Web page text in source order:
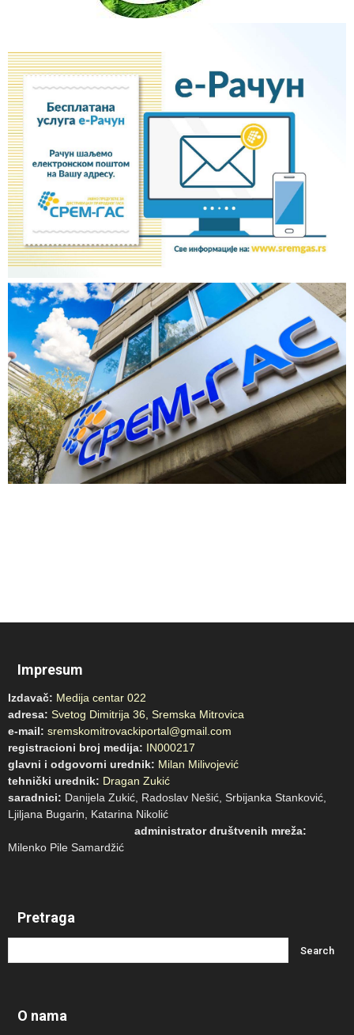
Impresum
Izdavač: Medija centar 022
adresa: Svetog Dimitrija 36, Sremska Mitrovica
e-mail: sremskomitrovackiportal@gmail.com
registracioni broj medija: IN000217
glavni i odgovorni urednik: Milan Milivojević
tehnički urednik: Dragan Zukić
saradnici: Danijela Zukić, Radoslav Nešić, Srbijanka Stanković,
Ljiljana Bugarin, Katarina Nikolić
administrator društvenih mreža:
Milenko Pile Samardžić
Pretraga
O nama